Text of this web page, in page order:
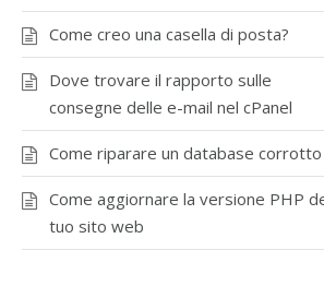
Come creo una casella di posta?
Dove trovare il rapporto sulle
consegne delle e-mail nel cPanel
Come riparare un database corrotto
Come aggiornare la versione PHP
tuo sito web